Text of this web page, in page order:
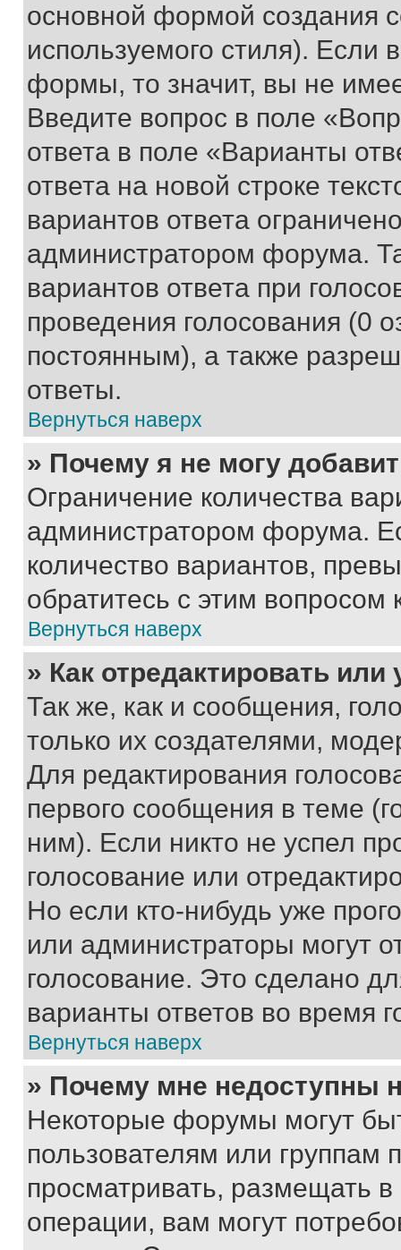
основной формой создания
используемого стиля). Если
формы, то значит, вы не
Введите вопрос в поле
ответа в поле «Варианты
ответа на новой строке
вариантов ответа
администратором форума.
вариантов ответа при
проведения голосования (0
постоянным), а также
ответы.
Вернуться наверх
» Почему я не могу
Ограничение количества
администратором форума.
количество вариантов,
обратитесь с этим вопросом
Вернуться наверх
» Как отредактировать
Так же, как и сообщения,
только их создателями,
Для редактирования
первого сообщения в теме
ним). Если никто не успел
голосование или
Но если кто-нибудь уже
или администраторы могут
голосование. Это сделано
варианты ответов во время
Вернуться наверх
» Почему мне недоступны
Некоторые форумы могут
пользователям или группам
просматривать, размещать
операции, вам могут